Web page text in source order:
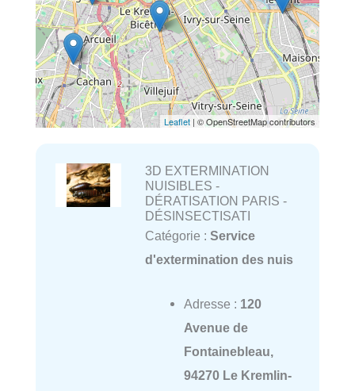
Leaflet | © OpenStreetMap contributors
3D EXTERMINATION
NUISIBLES -
DÉRATISATION PARIS -
DÉSINSECTISATI
Catégorie : Service
d'extermination des nuis
Adresse : 120
Avenue de
Fontainebleau,
94270 Le Kremlin-